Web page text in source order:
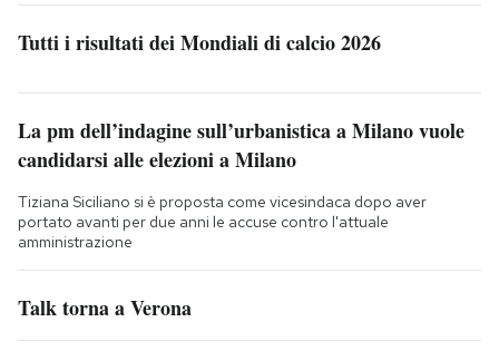
Tutti i risultati dei Mondiali di calcio 2026
La pm dell’indagine sull’urbanistica a Milano vuole
candidarsi alle elezioni a Milano
Tiziana Siciliano si è proposta come vicesindaca dopo aver
portato avanti per due anni le accuse contro l'attuale
amministrazione
Talk torna a Verona